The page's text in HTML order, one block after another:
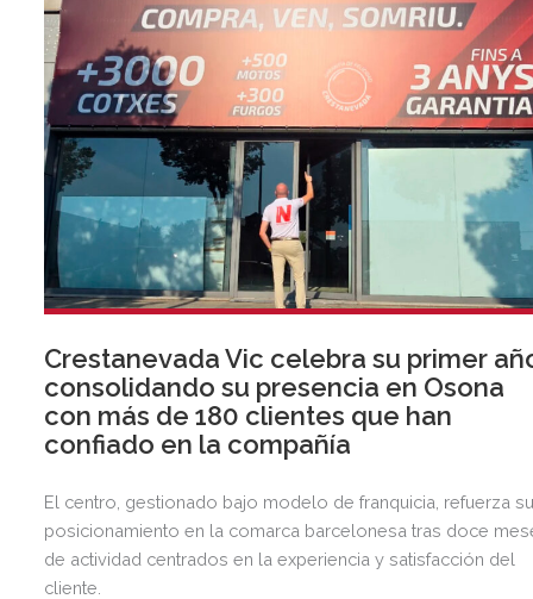
Crestanevada Vic celebra su primer
consolidando su presencia en Osona
con más de 180 clientes que han
confiado en la compañía
El centro, gestionado bajo modelo de franquicia, refuerza
posicionamiento en la comarca barcelonesa tras doce
de actividad centrados en la experiencia y satisfacción del
cliente.